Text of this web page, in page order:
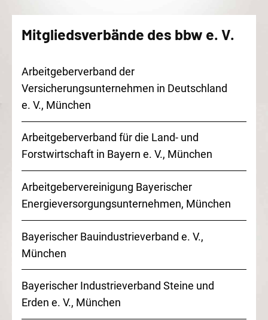
Mitgliedsverbände des bbw e. V.
Arbeitgeberverband der
Versicherungsunternehmen in Deutschland
e. V., München
Arbeitgeberverband für die Land- und
Forstwirtschaft in Bayern e. V., München
Arbeitgebervereinigung Bayerischer
Energieversorgungsunternehmen, München
Bayerischer Bauindustrieverband e. V.,
München
Bayerischer Industrieverband Steine und
Erden e. V., München